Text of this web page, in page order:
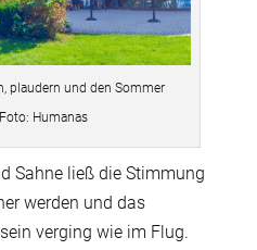
plaudern und den Sommer
Humanas
Sahne ließ die Stimmung
werden und das
verging wie im Flug.